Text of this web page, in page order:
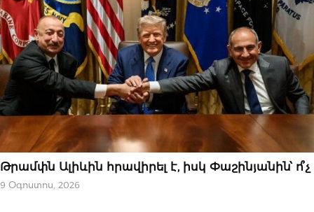
ԿԱՐԵՎՈՐԸ
Թրամփն Ալիևին հրավիրել է, իսկ Փաշինյանին՝ ո՞չ
9 Օգոստոս, 2026